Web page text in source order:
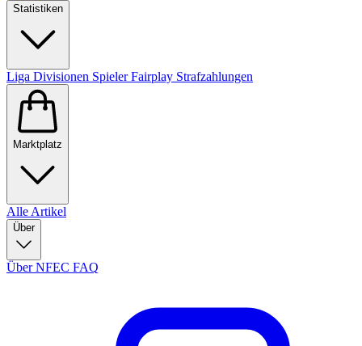
Statistiken
Liga Divisionen SpielerFairplay Strafzahlungen
Marktplatz
Alle Artikel
Über
Über NFEC FAQ